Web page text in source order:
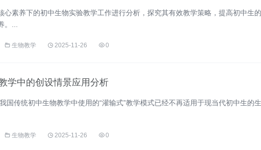
心素养下的初中生物实验教学工作进行分析，探究其有效教学策略，提高初中生的
。...
生物教学 2025-11-26 0
学中的创设情景应用分析
国传统初中生物教学中使用的“灌输式”教学模式已经不再适用于现当代初中生的生
生物教学 2025-11-26 0